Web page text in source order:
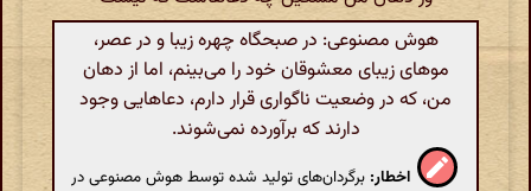
هوش مصنوعی: در صبحگاه چهره زیبا و در عصر،
موهای زیبای معشوقان خود را می‌بینم، اما از دهان
من، که در وضعیت ناگواری قرار دارم، دعاهایی وجود
دارند که برآورده نمی‌شوند.
اخطار: برگردان‌های تولید شده توسط هوش مصنوعی در